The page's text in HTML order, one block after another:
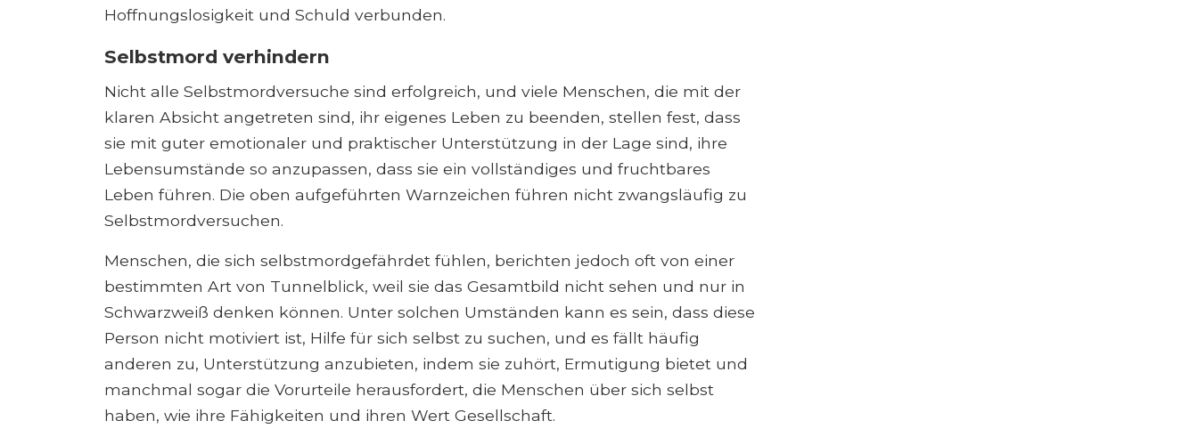
Hoffnungslosigkeit und Schuld verbunden.
Selbstmord verhindern
Nicht alle Selbstmordversuche sind erfolgreich, und viele Menschen, die mit der
klaren Absicht angetreten sind, ihr eigenes Leben zu beenden, stellen fest, dass
sie mit guter emotionaler und praktischer Unterstützung in der Lage sind, ihre
Lebensumstände so anzupassen, dass sie ein vollständiges und fruchtbares
Leben führen. Die oben aufgeführten Warnzeichen führen nicht zwangsläufig zu
Selbstmordversuchen.
Menschen, die sich selbstmordgefährdet fühlen, berichten jedoch oft von einer
bestimmten Art von Tunnelblick, weil sie das Gesamtbild nicht sehen und nur in
Schwarzweiß denken können. Unter solchen Umständen kann es sein, dass diese
Person nicht motiviert ist, Hilfe für sich selbst zu suchen, und es fällt häufig
anderen zu, Unterstützung anzubieten, indem sie zuhört, Ermutigung bietet und
manchmal sogar die Vorurteile herausfordert, die Menschen über sich selbst
haben, wie ihre Fähigkeiten und ihren Wert Gesellschaft.